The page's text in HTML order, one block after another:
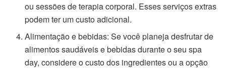
ou sessões de terapia corporal. Esses serviços extras
podem ter um custo adicional.
Alimentação e bebidas: Se você planeja desfrutar de
alimentos saudáveis e bebidas durante o seu spa
day, considere o custo dos ingredientes ou a opção